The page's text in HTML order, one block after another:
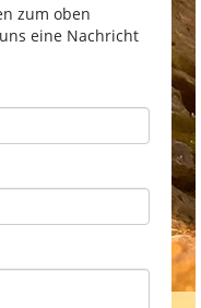
zum oben
eine Nachricht